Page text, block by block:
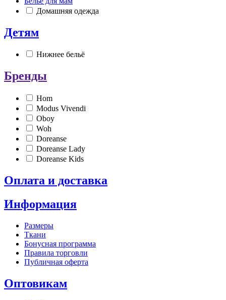
Домашняя одежда
Детям
Нижнее бельё
Бренды
Hom
Modus Vivendi
Oboy
Woh
Doreanse
Doreanse Lady
Doreanse Kids
Оплата и доставка
Информация
Размеры
Ткани
Бонусная программа
Правила торговли
Публичная оферта
Оптовикам